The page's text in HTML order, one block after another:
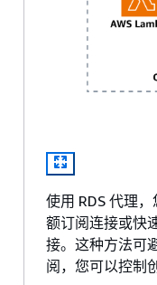
使用 RDS 代理
额订阅连接或快
接。这种方法可
阅，您可以控制